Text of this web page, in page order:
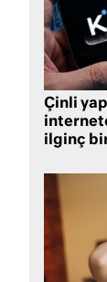
Çinli
ilginç